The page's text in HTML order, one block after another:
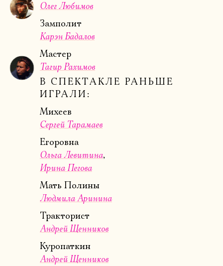
Олег Любимов
Замполит
Карэн Бадалов
Мастер
Тагир Рахимов
В СПЕКТАКЛЕ РАНЬШЕ
ИГРАЛИ:
Михеев
Сергей Тарамаев
Егоровна
Ольга Левитина
Ирина Пегова
Мать Полины
Людмила Аринина
Тракторист
Андрей Щенников
Куропаткин
Андрей Щенников